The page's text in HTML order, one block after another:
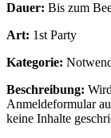
Dauer: Bis zum
Art: 1st Party
Kategorie:
Beschreibung:
Anmeldeformular
keine Inhalte